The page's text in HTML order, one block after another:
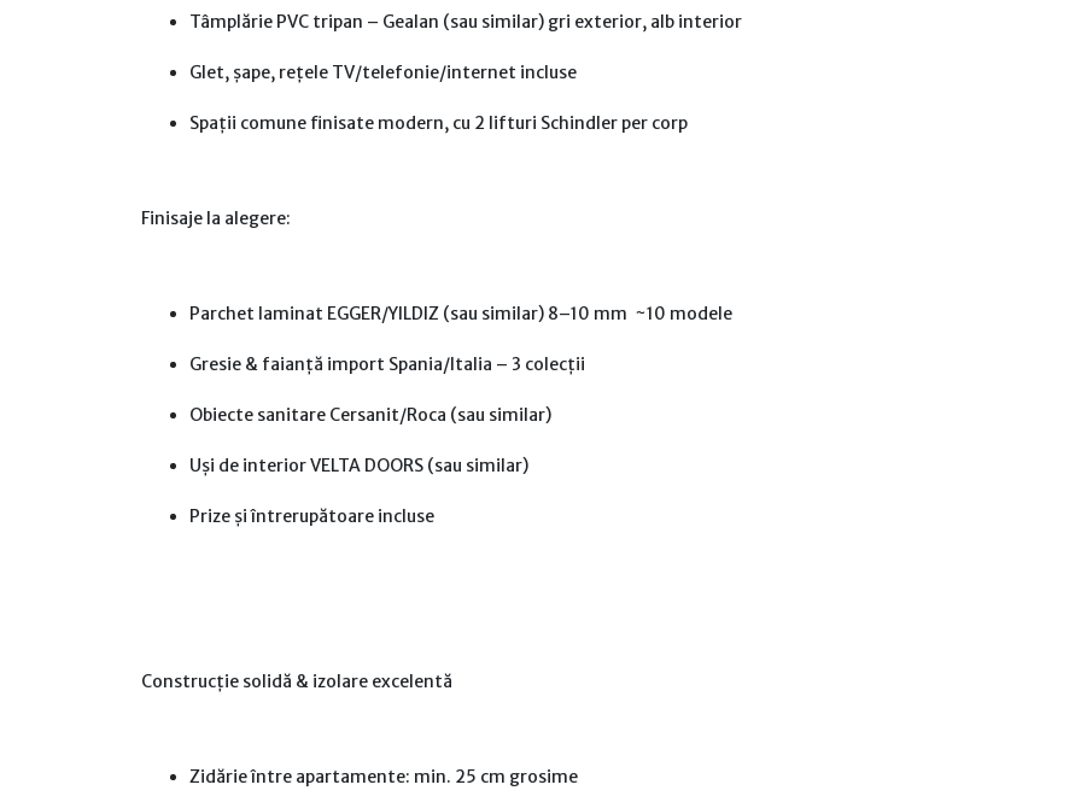
Tâmplărie PVC tripan – Gealan (sau similar) gri exterior, alb interior
Glet, șape, rețele TV/telefonie/internet incluse
Spații comune finisate modern, cu 2 lifturi Schindler per corp
Finisaje la alegere:
Parchet laminat EGGER/YILDIZ (sau similar) 8–10 mm ~10 modele
Gresie & faianță import Spania/Italia – 3 colecții
Obiecte sanitare Cersanit/Roca (sau similar)
Uși de interior VELTA DOORS (sau similar)
Prize și întrerupătoare incluse
Construcție solidă & izolare excelentă
Zidărie între apartamente: min. 25 cm grosime